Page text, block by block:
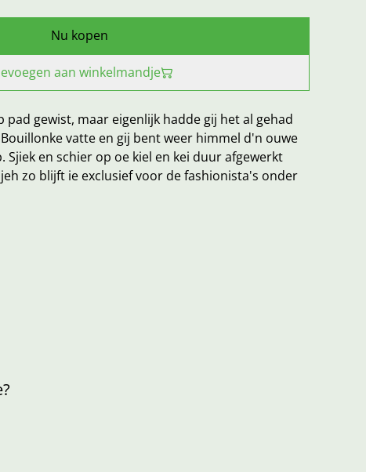
Nu kopen
aan winkelmandje
pad gewist, maar eigenlijk hadde gij het al gehad
vatte en gij bent weer himmel d'n ouwe
Sjiek en schier op oe kiel en kei duur afgewerkt
zo blijft ie exclusief voor de fashionista's onder